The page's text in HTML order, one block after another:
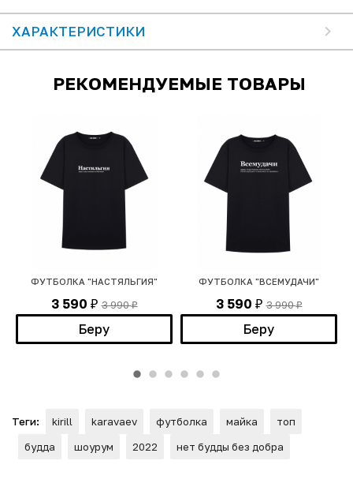
ХАРАКТЕРИСТИКИ
РЕКОМЕНДУЕМЫЕ ТОВАРЫ
ФУТБОЛКА "НАСТЯЛЬГИЯ"
3 590 ₽ 3 990₽
Беру
ФУТБОЛКА "ВСЕМУДАЧИ"
3 590 ₽ 3 990₽
Беру
Теги: kirill karavaev футболка майка
топ
будда
шоурум 2022 нет будды без добра